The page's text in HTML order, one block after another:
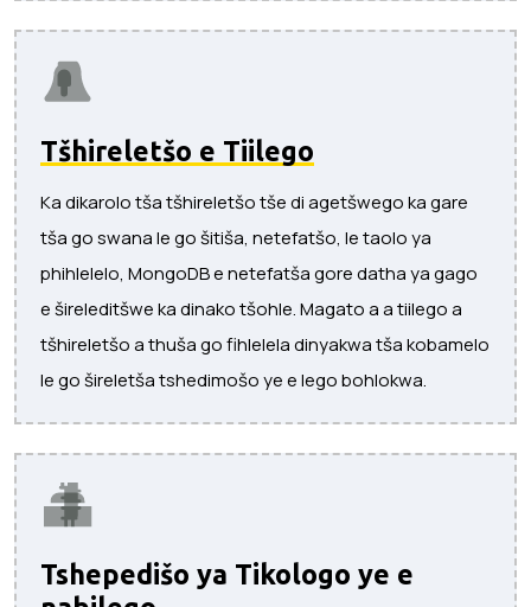
Tšhireletšo e Tiilego
Ka dikarolo tša tšhireletšo tše di agetšwego ka gare
tša go swana le go šitiša, netefatšo, le taolo ya
phihlelelo, MongoDB e netefatša gore datha ya gago
e šireleditšwe ka dinako tšohle. Magato a a tiilego a
tšhireletšo a thuša go fihlelela dinyakwa tša kobamelo
le go šireletša tshedimošo ye e lego bohlokwa.
Tshepedišo ya Tikologo ye e